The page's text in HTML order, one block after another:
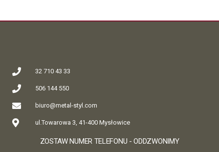
32 710 43 33
506 144 550
biuro@metal-styl.com
ul.Towarowa 3, 41-400 Mysłowice
ZOSTAW NUMER TELEFONU - ODDZWONIMY